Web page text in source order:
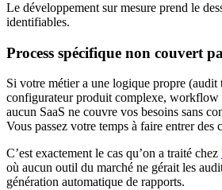
Le développement sur mesure prend le
identifiables.
Process spécifique non couvert
Si votre métier a une logique propre (audit
configurateur produit complexe, workflow
aucun SaaS ne couvre vos besoins sans
Vous passez votre temps à faire entrer des
C’est exactement le cas qu’on a traité chez
où aucun outil du marché ne gérait les
génération automatique de rapports.